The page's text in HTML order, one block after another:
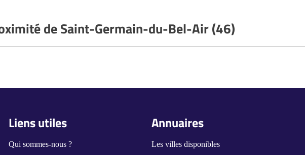
de Saint-Germain-du-Bel-Air (46)
Liens utiles
Qui sommes-nous ?
Annuaires
Les villes disponibles